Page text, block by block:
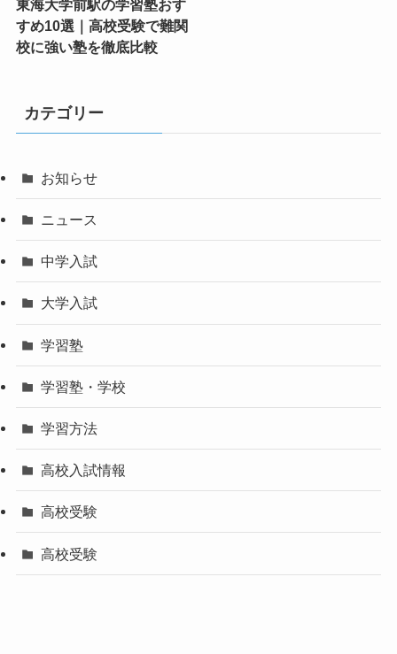
東海大学前駅の学習塾おす
すめ10選｜高校受験で難関
校に強い塾を徹底比較
カテゴリー
お知らせ
ニュース
中学入試
大学入試
学習塾
学習塾・学校
学習方法
高校入試情報
高校受験
高校受験